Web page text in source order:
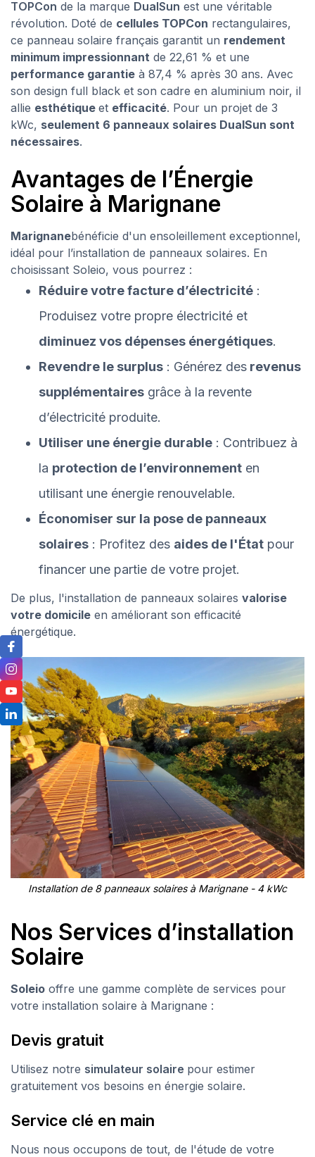
TOPCon de la marque DualSun est une véritable
révolution. Doté de cellules TOPCon rectangulaires,
ce panneau solaire français garantit un rendement
minimum impressionnant de 22,61 % et une
performance garantie à 87,4 % après 30 ans. Avec
son design full black et son cadre en aluminium noir, il
allie esthétique et efficacité. Pour un projet de 3
kWc, seulement 6 panneaux solaires DualSun sont
nécessaires.
Avantages de l’Énergie
Solaire à Marignane
Marignanebénéficie d'un ensoleillement exceptionnel,
idéal pour l’installation de panneaux solaires. En
choisissant Soleio, vous pourrez :
Réduire votre facture d’électricité :
Produisez votre propre électricité et
diminuez vos dépenses énergétiques.
Revendre le surplus : Générez des revenus
supplémentaires grâce à la revente
d’électricité produite.
Utiliser une énergie durable : Contribuez à
la protection de l’environnement en
utilisant une énergie renouvelable.
Économiser sur la pose de panneaux
solaires : Profitez des aides de l'État pour
financer une partie de votre projet.
De plus, l'installation de panneaux solaires valorise
votre domicile en améliorant son efficacité
énergétique.
Installation de 8 panneaux solaires à Marignane - 4 kWc
Nos Services d’installation
Solaire
Soleio offre une gamme complète de services pour
votre installation solaire à Marignane :
Devis gratuit
Utilisez notre simulateur solaire pour estimer
gratuitement vos besoins en énergie solaire.
Service clé en main
Nous nous occupons de tout, de l'étude de votre